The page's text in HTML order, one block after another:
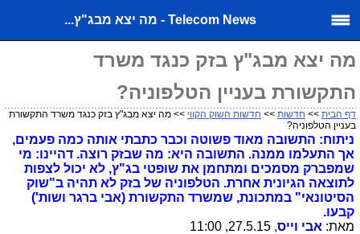
Telecom News - מה יצא מבג"ץ...
מה יצא מבג"ץ בזק כנגד משרד
התקשורת בעניין הטלפוניה?
דף הבית >> חדשות >> חדשות השוק הקווי >> מה יצא מבג"ץ בזק כנגד משרד התקשורת
בעניין הטלפוניה?
ניתוח: התשובה מאוד פשוטה וכבר כתבתי אותה כמה פעמים,
אך התעלמו ממנה. התשובה היא: מה שבזק רוצה. דהיינו: מי
שמפברק מסמכים ומתחמן את שופטי בג"ץ, לא יכול לצפות
לתוצאה הגיונית אחרת. הטלפוניה של בזק לא תהיה ב"שוק
הסיטונאי" במתכונת, שמשרד התקשורת (אבי ברגר ושות')
קבעו.
מאת: אבי וייס, 27.5.15, 11:00